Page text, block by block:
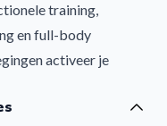
training,
en full-body
activeer je